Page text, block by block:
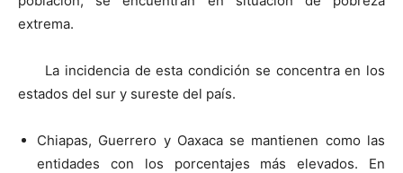
extrema.
La incidencia de esta condición se concentra en los
estados del sur y sureste del país.
Chiapas, Guerrero y Oaxaca se mantienen como las
entidades con los porcentajes más elevados. En